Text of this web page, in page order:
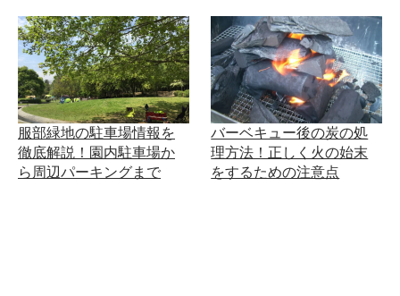
服部緑地の駐車場情報を
徹底解説！園内駐車場か
ら周辺パーキングまで
バーベキュー後の炭の処
理方法！正しく火の始末
をするための注意点